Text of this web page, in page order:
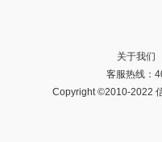
关于我们
客服热线：
Copyright ©2010-2022